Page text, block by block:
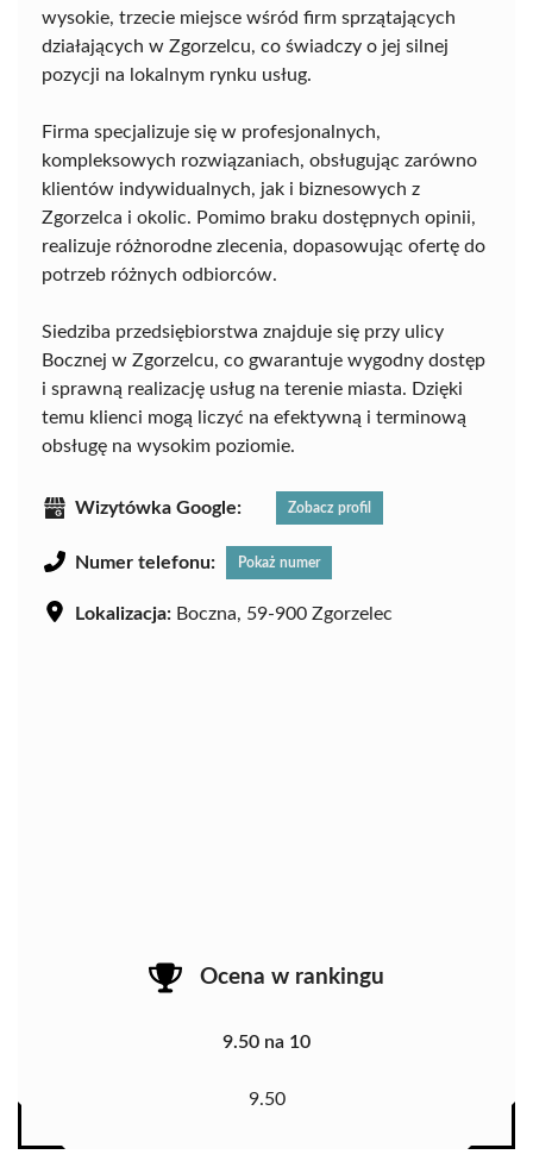
wysokie, trzecie miejsce wśród firm sprzątających
działających w Zgorzelcu, co świadczy o jej silnej
pozycji na lokalnym rynku usług.
Firma specjalizuje się w profesjonalnych,
kompleksowych rozwiązaniach, obsługując zarówno
klientów indywidualnych, jak i biznesowych z
Zgorzelca i okolic. Pomimo braku dostępnych opinii,
realizuje różnorodne zlecenia, dopasowując ofertę do
potrzeb różnych odbiorców.
Siedziba przedsiębiorstwa znajduje się przy ulicy
Bocznej w Zgorzelcu, co gwarantuje wygodny dostęp
i sprawną realizację usług na terenie miasta. Dzięki
temu klienci mogą liczyć na efektywną i terminową
obsługę na wysokim poziomie.
Wizytówka Google: Zobacz profil
Numer telefonu: Pokaż numer
Lokalizacja: Boczna, 59-900 Zgorzelec
Ocena w rankingu
9.50 na 10
9.50